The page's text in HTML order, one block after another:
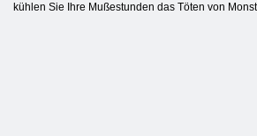
kühlen Sie Ihre Mußestunden das Töten von